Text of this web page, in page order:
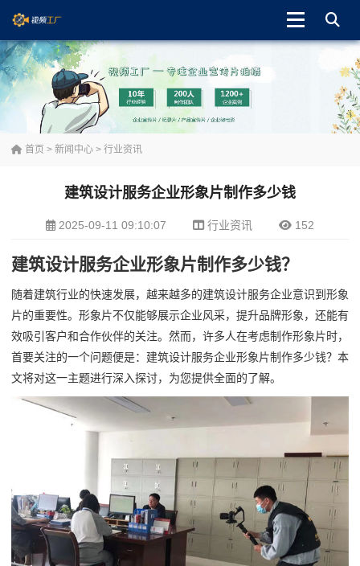
首页 > 新闻中心 > 行业资讯
建筑设计服务企业形象片制作多少钱
2025-09-11 09:10:07 行业资讯 152
建筑设计服务企业形象片制作多少钱？
随着建筑行业的快速发展，越来越多的建筑设计服务企业意识到形象
片的重要性。形象片不仅能够展示企业风采，提升品牌形象，还能有
效吸引客户和合作伙伴的关注。然而，许多人在考虑制作形象片时，
首要关注的一个问题便是：建筑设计服务企业形象片制作多少钱？本
文将对这一主题进行深入探讨，为您提供全面的了解。